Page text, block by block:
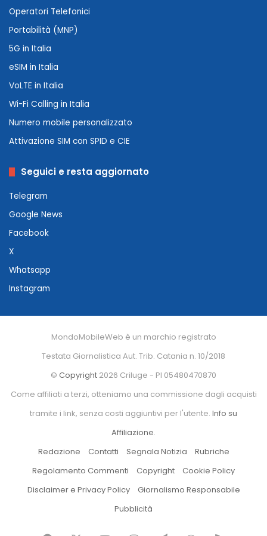
Operatori Telefonici
Portabilità (MNP)
5G in Italia
eSIM in Italia
VoLTE in Italia
Wi-Fi Calling in Italia
Numero mobile personalizzato
Attivazione SIM con SPID e CIE
Seguici e resta aggiornato
Telegram
Google News
Facebook
X
Whatsapp
Instagram
MondoMobileWeb è un marchio registrato
Testata Giornalistica Aut. Trib. Catania n. 10/2018
© Copyright 2026 Criluge - PI 05480470870
Come affiliati a terzi, otteniamo una commissione dagli acquisti
tramite i link, senza costi aggiuntivi per l'utente. Info su
Affiliazione.
Redazione
Contatti Segnala Notizia
Rubriche
Regolamento Commenti
Copyright
Cookie Policy
Disclaimer e Privacy Policy
Giornalismo Responsabile
Pubblicità